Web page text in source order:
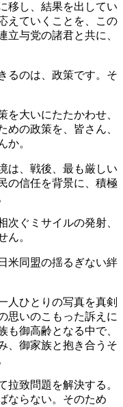
移し、結果を出してい
えていくことを、この
立与党の諸君と共に、
るのは、政策です。そ
大いにたたかわせ、
めの政策を、皆さん、
か。
は、戦後、最も厳しい
の信任を背景に、積極
ぐミサイルの発射、
ん。
米同盟の揺るぎない絆
人ひとりの写真を真剣
思いのこもった訴えに
も御高齢となる中で、
、御家族と抱き合うそ
致問題を解決する。
ならない。そのため